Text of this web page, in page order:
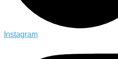
Instagram